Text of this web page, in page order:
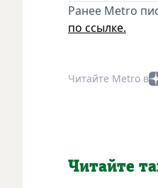
Ранее Metro
по ссылке.
Читайте Metro в
Читайте